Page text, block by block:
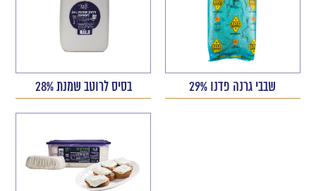
בסיס לרוטב שמנת 28% שבבי גרנה פדנו 29%